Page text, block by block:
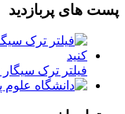
پست های پربازدید
فیلتر ترک سیگار